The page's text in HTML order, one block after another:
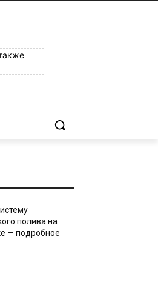
полива на
— подробное